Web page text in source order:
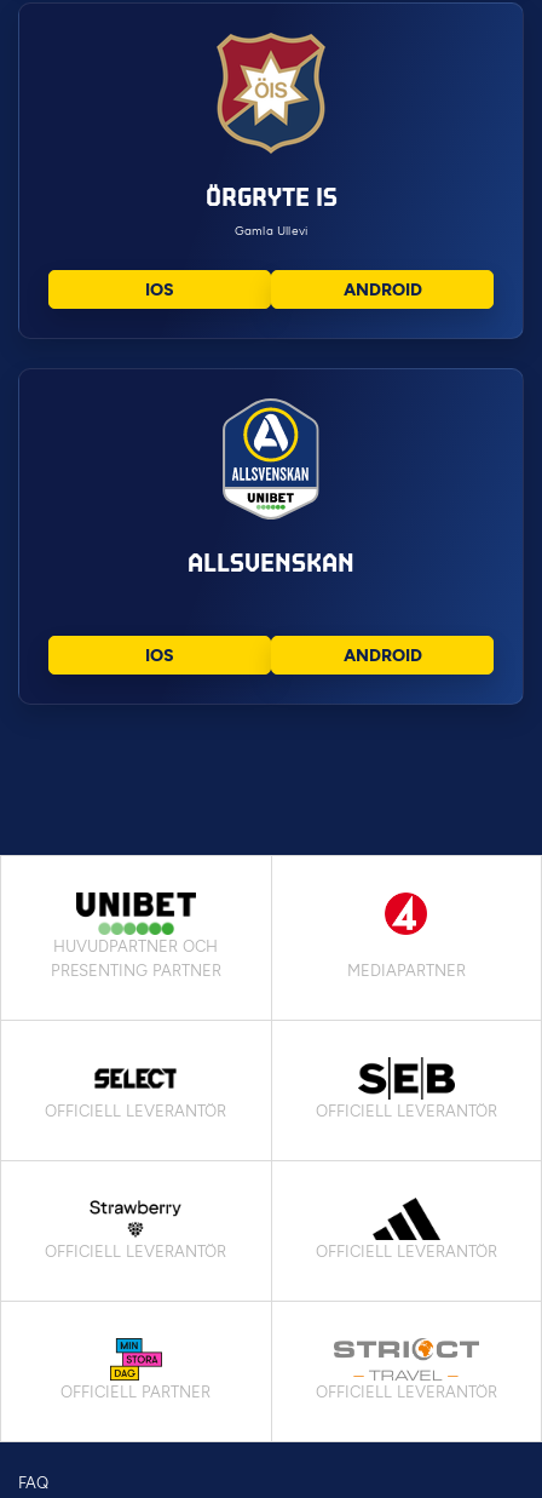
ÖRGRYTE IS
Gamla Ullevi
IOS ANDROID
ALLSVENSKAN
IOS ANDROID
HUVUDPARTNER OCH
PRESENTING PARTNER
MEDIAPARTNER
OFFICIELL LEVERANTÖR OFFICIELL LEVERANTÖR
OFFICIELL LEVERANTÖR OFFICIELL LEVERANTÖR
OFFICIELL PARTNER OFFICIELL LEVERANTÖR
FAQ